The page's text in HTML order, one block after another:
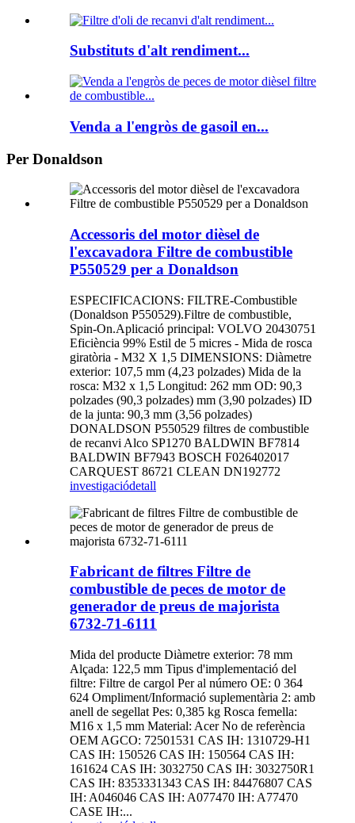
Substituts d'alt rendiment...
Venda a l'engròs de gasoil en...
Per Donaldson
Accessoris del motor dièsel de
l'excavadora Filtre de combustible
P550529 per a Donaldson
ESPECIFICACIONS: FILTRE-Combustible
(Donaldson P550529).Filtre de combustible,
Spin-On.Aplicació principal: VOLVO 20430751
Eficiència 99% Estil de 5 micres - Mida de rosca
giratòria - M32 X 1,5 DIMENSIONS: Diàmetre
exterior: 107,5 mm (4,23 polzades) Mida de la
rosca: M32 x 1,5 Longitud: 262 mm OD: 90,3
polzades (90,3 polzades) mm (3,90 polzades) ID
de la junta: 90,3 mm (3,56 polzades)
DONALDSON P550529 filtres de combustible
de recanvi Alco SP1270 BALDWIN BF7814
BALDWIN BF7943 BOSCH F026402017
CARQUEST 86721 CLEAN DN192772
investigaciódetall
Fabricant de filtres Filtre de
combustible de peces de motor de
generador de preus de majorista
6732-71-6111
Mida del producte Diàmetre exterior: 78 mm
Alçada: 122,5 mm Tipus d'implementació del
filtre: Filtre de cargol Per al número OE: 0 364
624 Ompliment/Informació suplementària 2: amb
anell de segellat Pes: 0,385 kg Rosca femella:
M16 x 1,5 mm Material: Acer No de referència
OEM AGCO: 72501531 CAS IH: 1310729-H1
CAS IH: 150526 CAS IH: 150564 CAS IH:
161624 CAS IH: 3032750 CAS IH: 3032750R1
CAS IH: 8353331343 CAS IH: 84476807 CAS
IH: A046046 CAS IH: A077470 IH: A77470
CASE IH:...